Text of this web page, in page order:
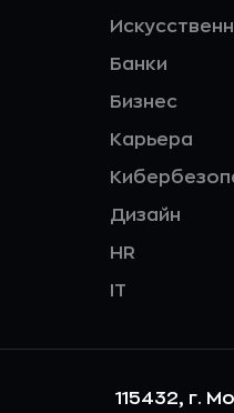
Банки
Бизнес
Карьера
Дизайн
HR
IT
115432, г.